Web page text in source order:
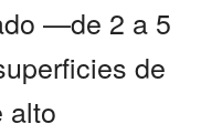
—de 2 a 5
de
alto